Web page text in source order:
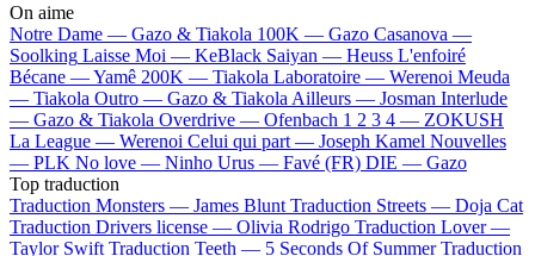
On aime
Notre Dame — Gazo & Tiakola 100K — Gazo Casanova —
Soolking Laisse Moi — KeBlack Saiyan — Heuss L'enfoiré
Bécane —Yamê 200K — Tiakola Laboratoire — Werenoi Meuda
— Tiakola Outro — Gazo & Tiakola Ailleurs — Josman Interlude
— Gazo & Tiakola Overdrive — Ofenbach 1 2 3 4 — ZOKUSH
La League — Werenoi Celui qui part — Joseph Kamel Nouvelles
— PLK No love — Ninho Urus — Favé (FR) DIE — Gazo
Top traduction
Traduction Monsters — James Blunt Traduction Streets — Doja Cat
Traduction Drivers license — Olivia Rodrigo Traduction Lover —
Taylor Swift Traduction Teeth — 5 Seconds Of Summer Traduction